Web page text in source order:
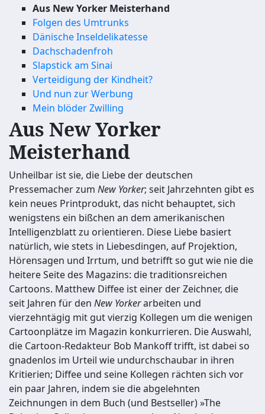
Aus New Yorker Meisterhand
Folgen des Umtrunks
Dänische Inseldelikatesse
Dachschadenfroh
Slapstick am Sinai
Verteidigung der Kindheit?
Und nun zur Werbung
Mein blöder Zwilling
Aus New Yorker
Meisterhand
Unheilbar ist sie, die Liebe der deutschen
Pressemacher zum New Yorker; seit Jahrzehnten gibt es
kein neues Printprodukt, das nicht behauptet, sich
wenigstens ein bißchen an dem amerikanischen
Intelligenzblatt zu orientieren. Diese Liebe basiert
natürlich, wie stets in Liebesdingen, auf Projektion,
Hörensagen und Irrtum, und betrifft so gut wie nie die
heitere Seite des Magazins: die traditionsreichen
Cartoons. Matthew Diffee ist einer der Zeichner, die
seit Jahren für den New Yorkerarbeiten und
vierzehntägig mit gut vierzig Kollegen um die wenigen
Cartoonplätze im Magazin konkurrieren. Die Auswahl,
die Cartoon-Redakteur Bob Mankoff trifft, ist dabei so
gnadenlos im Urteil wie undurchschaubar in ihren
Kritierien; Diffee und seine Kollegen rächten sich vor
ein paar Jahren, indem sie die abgelehnten
Zeichnungen in dem Buch (und Bestseller) »The